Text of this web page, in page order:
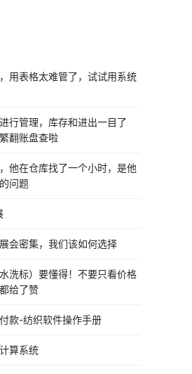
用表格太难管了，试试用系统
行管理，库存和进出一目了
翻账盘查啦
他在仓库找了一个小时，是他
问题
会密集，我们该如何选择
洗标）要懂得！不要只看价格
给了赞
款-纺织软件操作手册
算系统